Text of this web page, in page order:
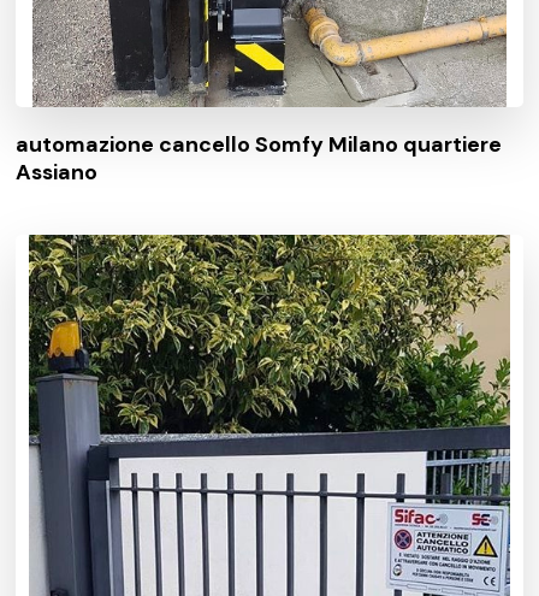
automazione cancello Somfy Milano quartiere
Assiano